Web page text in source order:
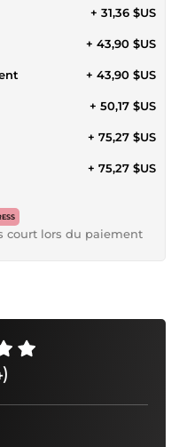
+ 31,36 $US
+ 43,90 $US
+ 43,90 $US
+ 50,17 $US
+ 75,27 $US
+ 75,27 $US
court lors du paiement